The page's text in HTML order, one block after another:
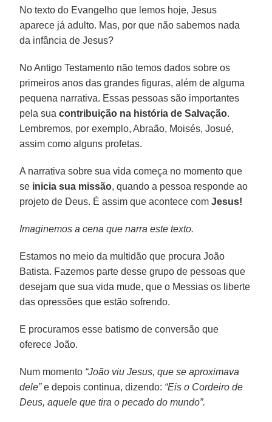
No texto do Evangelho que lemos hoje, Jesus
aparece já adulto. Mas, por que não sabemos nada
da infância de Jesus?
No Antigo Testamento não temos dados sobre os
primeiros anos das grandes figuras, além de alguma
pequena narrativa. Essas pessoas são importantes
pela suacontribuição na história de Salvação.
Lembremos, por exemplo, Abraão, Moisés, Josué,
assim como alguns profetas.
A narrativa sobre sua vida começa no momento que
se inicia sua missão, quando a pessoa responde ao
projeto de Deus. É assim que acontece comJesus!
Imaginemos a cena que narra este texto.
Estamos no meio da multidão que procura João
Batista. Fazemos parte desse grupo de pessoas que
desejam que sua vida mude, que o Messias os liberte
das opressões que estão sofrendo.
E procuramos esse batismo de conversão que
oferece João.
Num momento “João viu Jesus, que se aproximava
dele”e depois continua, dizendo: “Eis o Cordeiro de
Deus, aquele que tira o pecado do mundo”.